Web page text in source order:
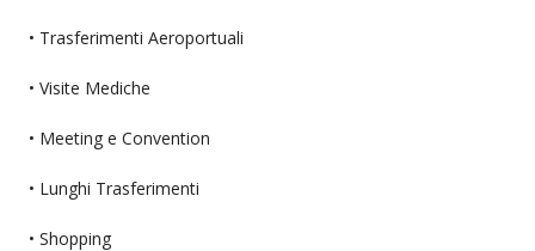
• Trasferimenti Aeroportuali
• Visite Mediche
• Meeting e Convention
• Lunghi Trasferimenti
• Shopping